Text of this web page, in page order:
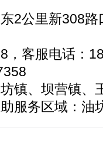
2公里新308
，客服电话：
镇、坝营镇、
服务区域：油